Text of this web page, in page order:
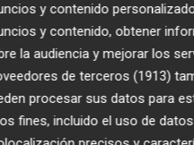
EN BENETÚSSER CARLOS
y contenido
y contenido, obtener
la audiencia y mejorar los
de terceros (1913)
procesar sus datos para
fines, incluido el uso de